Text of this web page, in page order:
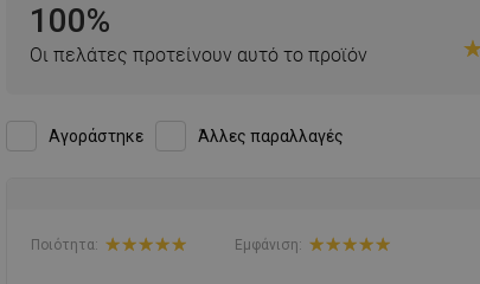
100%
Οι πελάτες προτείνουν αυτό το προϊόν
Αγοράστηκε Άλλες παραλλαγές
Ποιότητα: Εμφάνιση: